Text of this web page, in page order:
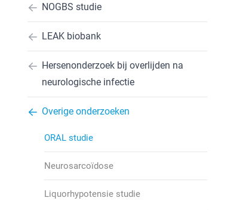
NOGBS studie
LEAK biobank
Hersenonderzoek bij overlijden na
neurologische infectie
Overige onderzoeken
ORAL studie
Neurosarcoïdose
Liquorhypotensie studie